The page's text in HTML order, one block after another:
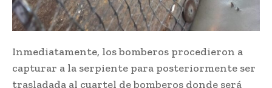
Inmediatamente, los bomberos procedieron a
capturar a la serpiente para posteriormente ser
trasladada al cuartel de bomberos donde será